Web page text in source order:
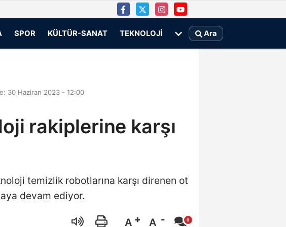
SPOR KÜLTÜR-SANAT TEKNOLOJI Ara
30 Haziran 2023 - 12:00
rakiplerine karşı
temizlik robotlarına karşı direnen ot
devam ediyor.
A A